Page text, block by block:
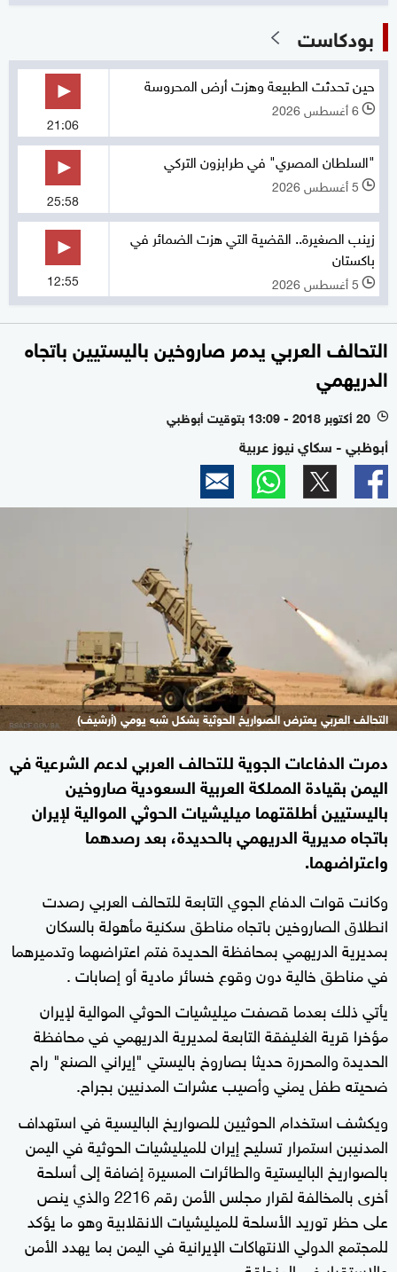
بودكاست
حين تحدثت الطبيعة وهزت أرض المحروسة
l 6 أغسطس 2026
21:06
"السلطان المصري" في طرابزون التركي
l 5 أغسطس 2026
25:58
زينب الصغيرة.. القضية التي هزت الضمائر في
باكستان
l 5 أغسطس 2026 12:55
التحالف العربي يدمر صاروخين باليستيين باتجاه
الدريهمي
l 20 أكتوبر 2018 - 13:09 بتوقيت أبوظبي
أبوظبي - سكاي نيوز عربية
التحالف العربي يعترض الصواريخ الحوثية بشكل شبه يومي (أرشيف)
دمرت الدفاعات الجوية للتحالف العربي لدعم الشرعية في
اليمن بقيادة المملكة العربية السعودية صاروخين
باليستيين أطلقتهما ميليشيات الحوثي الموالية لإيران
باتجاه مديرية الدريهمي بالحديدة، بعد رصدهما
واعتراضهما.
وكانت قوات الدفاع الجوي التابعة للتحالف العربي رصدت
انطلاق الصاروخين باتجاه مناطق سكنية مأهولة بالسكان
بمديرية الدريهمي بمحافظة الحديدة فتم اعتراضهما وتدميرهما
في مناطق خالية دون وقوع خسائر مادية أو إصابات .
يأتي ذلك بعدما قصفت ميليشيات الحوثي الموالية لإيران
مؤخرا قرية الغليفقة التابعة لمديرية الدريهمي في محافظة
الحديدة والمحررة حديثا بصاروخ باليستي "إيراني الصنع" راح
ضحيته طفل يمني وأصيب عشرات المدنيين بجراح.
ويكشف استخدام الحوثيين للصواريخ الباليسية في استهداف
المدنيبن استمرار تسليح إيران للميليشيات الحوثية في اليمن
بالصواريخ الباليستية والطائرات المسيرة إضافة إلى أسلحة
أخرى بالمخالفة لقرار مجلس الأمن رقم 2216 والذي ينص
على حظر توريد الأسلحة للميليشيات الانقلابية وهو ما يؤكد
للمجتمع الدولي الانتهاكات الإيرانية في اليمن بما يهدد الأمن